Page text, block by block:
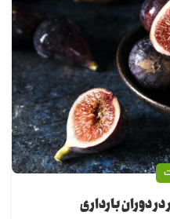
دوران بارداری